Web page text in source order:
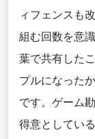
ィフェンスも
組む回数を意
葉で共有した
プルになった
です。ゲーム
得意としてい